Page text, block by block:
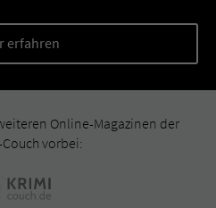
erfahren
Online-Magazinen der
vorbei: